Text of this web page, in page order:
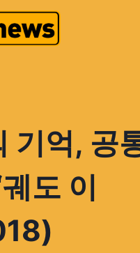
기억, 공
도 이